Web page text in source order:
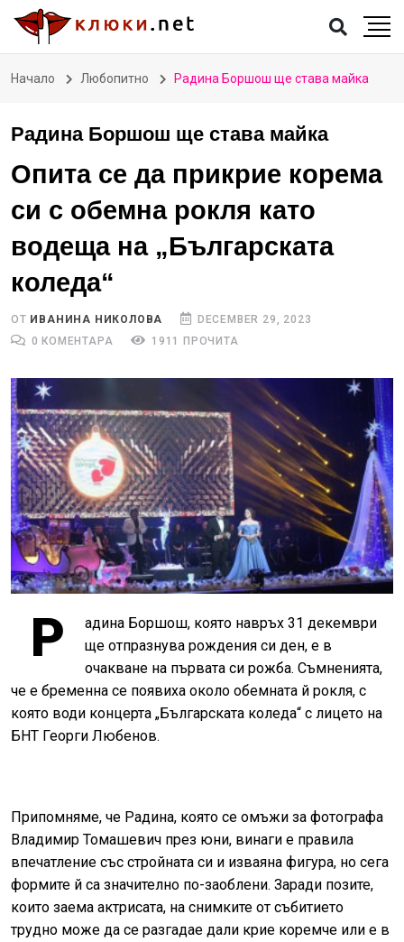
Начало Любопитно Радина Боршош ще става майка
Радина Боршош ще става майка
Опита се да прикрие корема
си с обемна рокля като
водеща на „Българската
коледа“
ОТ ИВАНИНА НИКОЛОВА
DECEMBER 29, 2023
0 КОМЕНТАРА
1911 ПРОЧИТА
Р
адина Боршош, която навръх 31 декември
ще отпразнува рождения си ден, е в
очакване на първата си рожба. Съмненията,
че е бременна се появиха около обемната й рокля, с
която води концерта „Българската коледа“ с лицето на
БНТ Георги Любенов.
Припомняме, че Радина, която се омъжи за фотографа
Владимир Томашевич през юни, винаги е правила
впечатление със стройната си и изваяна фигура, но сега
формите й са значително по-заоблени. Заради позите,
които заема актрисата, на снимките от събитието
трудно може да се разгадае дали крие коремче или е в